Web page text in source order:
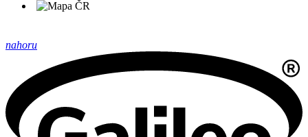
nahoru